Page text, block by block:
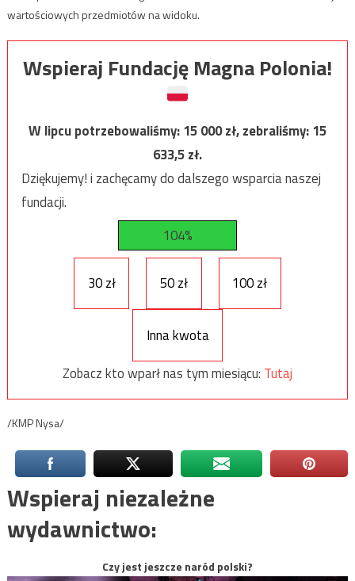
wartościowych przedmiotów na widoku.
Wspieraj Fundację Magna Polonia!
W lipcu potrzebowaliśmy:15 000zł, zebraliśmy:15
633,5zł.
Dziękujemy! i zachęcamy do dalszego wsparcia naszej
fundacji.
104%
30 zł 50 zł 100 zł
Inna kwota
Zobacz kto wparł nas tym miesiącu: Tutaj
/KMP Nysa/
Wspieraj niezależne
wydawnictwo:
Czy jest jeszcze naród polski?